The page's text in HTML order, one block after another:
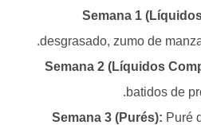
Semana 1
desgrasado, zumo de
Semana 2 (Líquidos
batidos de
Semana 3 (Purés):Puré